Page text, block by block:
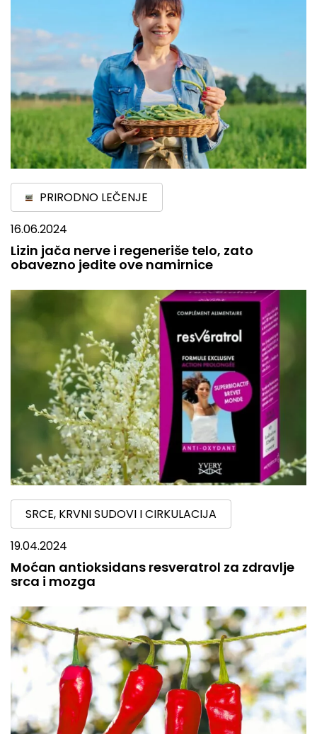
PRIRODNO LEČENJE
16.06.2024
Lizin jača nerve i regeneriše telo, zato
obavezno jedite ove namirnice
SRCE, KRVNI SUDOVI I CIRKULACIJA
19.04.2024
Moćan antioksidans resveratrol za zdravlje
srca i mozga